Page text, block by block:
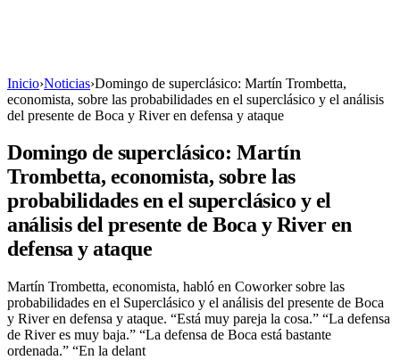
Inicio›Noticias›Domingo de superclásico: Martín Trombetta,
economista, sobre las probabilidades en el superclásico y el análisis
del presente de Boca y River en defensa y ataque
Domingo de superclásico: Martín
Trombetta, economista, sobre las
probabilidades en el superclásico y el
análisis del presente de Boca y River en
defensa y ataque
Martín Trombetta, economista, habló en Coworker sobre las
probabilidades en el Superclásico y el análisis del presente de Boca
y River en defensa y ataque. “Está muy pareja la cosa.” “La defensa
de River es muy baja.” “La defensa de Boca está bastante
ordenada.” “En la delant